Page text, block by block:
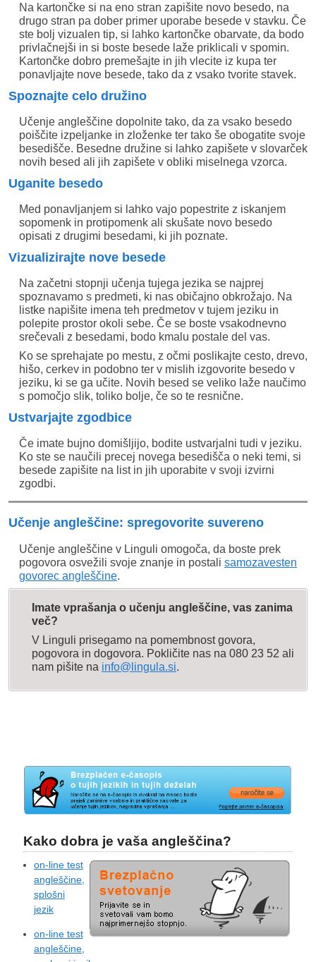
Na kartončke si na eno stran zapišite novo besedo, na
drugo stran pa dober primer uporabe besede v stavku. Če
ste bolj vizualen tip, si lahko kartončke obarvate, da bodo
privlačnejši in si boste besede laže priklicali v spomin.
Kartončke dobro premešajte in jih vlecite iz kupa ter
ponavljajte nove besede, tako da z vsako tvorite stavek.
Spoznajte celo družino
Učenje angleščine dopolnite tako, da za vsako besedo
poiščite izpeljanke in zloženke ter tako še obogatite svoje
besedišče. Besedne družine si lahko zapišete v slovarček
novih besed ali jih zapišete v obliki miselnega vzorca.
Uganite besedo
Med ponavljanjem si lahko vajo popestrite z iskanjem
sopomenk in protipomenk ali skušate novo besedo
opisati z drugimi besedami, ki jih poznate.
Vizualizirajte nove besede
Na začetni stopnji učenja tujega jezika se najprej
spoznavamo s predmeti, ki nas običajno obkrožajo. Na
listke napišite imena teh predmetov v tujem jeziku in
polepite prostor okoli sebe. Če se boste vsakodnevno
srečevali z besedami, bodo kmalu postale del vas.
Ko se sprehajate po mestu, z očmi poslikajte cesto, drevo,
hišo, cerkev in podobno ter v mislih izgovorite besedo v
jeziku, ki se ga učite. Novih besed se veliko laže naučimo
s pomočjo slik, toliko bolje, če so te resnične.
Ustvarjajte zgodbice
Če imate bujno domišljijo, bodite ustvarjalni tudi v jeziku.
Ko ste se naučili precej novega besedišča o neki temi, si
besede zapišite na list in jih uporabite v svoji izvirni
zgodbi.
Učenje angleščine: spregovorite suvereno
Učenje angleščine v Linguli omogoča, da boste prek
pogovora osvežili svoje znanje in postali samozavesten
govorec angleščine.
Imate vprašanja o učenju angleščine, vas zanima
več?
V Linguli prisegamo na pomembnost govora,
pogovora in dogovora. Pokličite nas na 080 23 52 ali
nam pišite na info@lingula.si.
Kako dobra je vaša angleščina?
on-line test
angleščine,
splošni
jezik
on-line test
angleščine,